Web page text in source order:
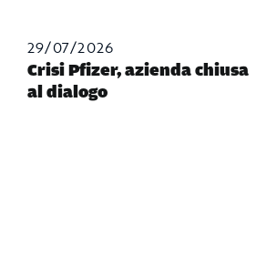
29/07/2026
Crisi Pfizer, azienda chiusa
al dialogo